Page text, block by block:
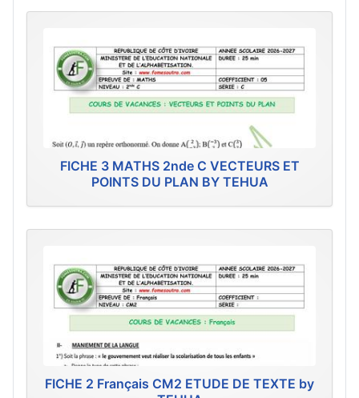
FICHE 3 MATHS 2nde C VECTEURS ET
POINTS DU PLAN BY TEHUA
FICHE 2 Français CM2 ETUDE DE TEXTE by